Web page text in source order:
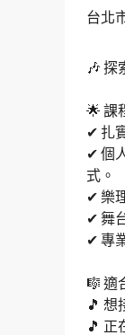
台北
🎶 探
🌟 課
✔ 扎
✔ 個
式。
✔ 樂
✔ 舞
✔ 專
🎼 適
🎵 想
🎵 正